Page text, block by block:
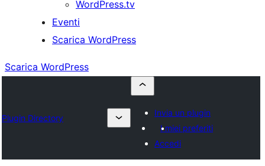
WordPress.tv
Eventi
Scarica WordPress
Scarica WordPress
Plugin Directory
Invia un plugin
I miei preferiti
Accedi